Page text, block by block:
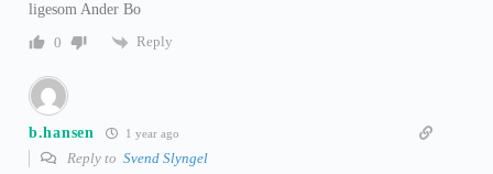
ligesom Ander Bo
0
Reply
b.hansen 1 year ago
Reply to Svend Slyngel